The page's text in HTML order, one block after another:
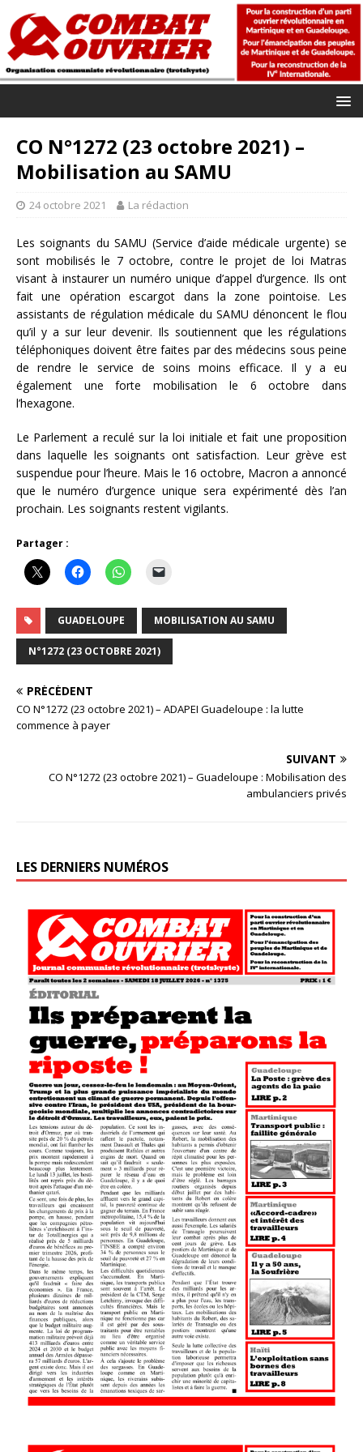
CO N°1272 (23 octobre 2021) –
Mobilisation au SAMU
24 octobre 2021 La rédaction
Les soignants du SAMU (Service d’aide médicale urgente) se
sont mobilisés le 7 octobre, contre le projet de loi Matras
visant à instaurer un numéro unique d’appel d’urgence. Ils ont
fait une opération escargot dans la zone pointoise. Les
assistants de régulation médicale du SAMU dénoncent le flou
qu’il y a sur leur devenir. Ils soutiennent que les régulations
téléphoniques doivent être faites par des médecins sous peine
de rendre le service de soins moins efficace. Il y a eu
également une forte mobilisation le 6 octobre dans
l’hexagone.
Le Parlement a reculé sur la loi initiale et fait une proposition
dans laquelle les soignants ont satisfaction. Leur grève est
suspendue pour l’heure. Mais le 16 octobre, Macron a annoncé
que le numéro d’urgence unique sera expérimenté dès l’an
prochain. Les soignants restent vigilants.
Partager :
GUADELOUPE MOBILISATION AU SAMU
N°1272 (23 OCTOBRE 2021)
PRÉCÉDENT
CO N°1272 (23 octobre 2021) – ADAPEI Guadeloupe : la lutte
commence à payer
SUIVANT
CO N°1272 (23 octobre 2021) – Guadeloupe : Mobilisation des
ambulanciers privés
LES DERNIERS NUMÉROS